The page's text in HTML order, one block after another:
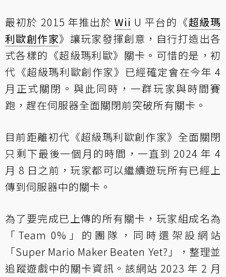
最初於 2015 年推出於Wii U 平台的《超級瑪
利歐創作家》讓玩家發揮創意，自行打造出各
式各樣的《超級瑪利歐》關卡。可惜的是，初
代《超級瑪利歐創作家》已經確定會在今年 4
月正式關閉。與此同時，一群玩家與時間賽
跑，趕在伺服器全面關閉前突破所有關卡。
目前距離初代《超級瑪利歐創作家》全面關閉
只剩下最後一個月的時間，一直到 2024 年 4
月 8 日之前，玩家都可以繼續遊玩所有已經上
傳到伺服器中的關卡。
為了要完成已上傳的所有關卡，玩家組成名為
「Team 0%」的團隊，同時還架設網站
「Super Mario Maker Beaten Yet?」，整理並
追蹤遊戲中的關卡資訊。該網站 2023 年 2 月